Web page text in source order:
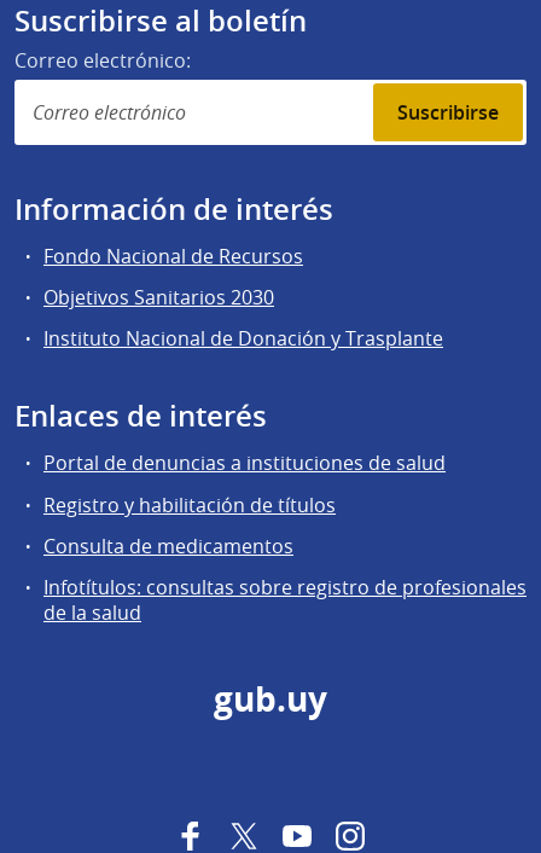
Suscribirse al boletín
Correo electrónico:
Suscribirse
Información de interés
Fondo Nacional de Recursos
Objetivos Sanitarios 2030
Instituto Nacional de Donación y Trasplante
Enlaces de interés
Portal de denuncias a instituciones de salud
Registro y habilitación de títulos
Consulta de medicamentos
Infotítulos: consultas sobre registro de profesionales
de la salud
gub.uy
FacebookTwitterYouTubeInstagram